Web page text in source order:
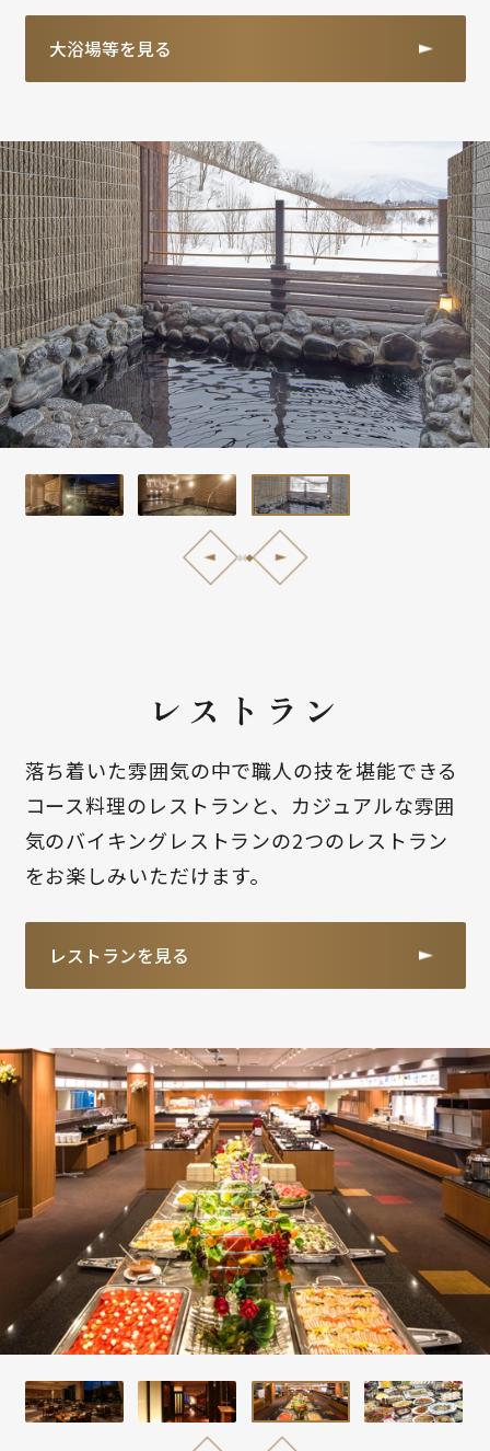
大浴場等を見る
レストラン
落ち着いた雰囲気の中で職人の技を堪能できる
コース料理のレストランと、カジュアルな雰囲
気のバイキングレストランの2つのレストラン
をお楽しみいただけます。
レストランを見る